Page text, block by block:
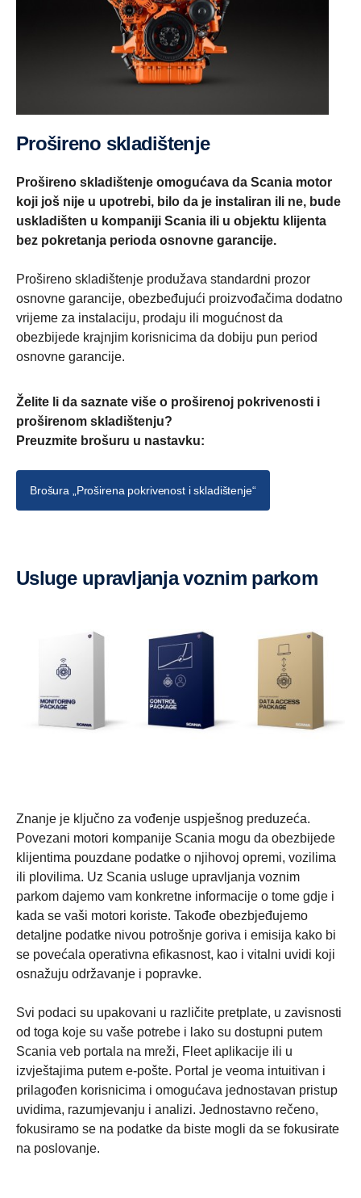
Prošireno skladištenje
Prošireno skladištenje omogućava da Scania motor
koji još nije u upotrebi, bilo da je instaliran ili ne, bude
uskladišten u kompaniji Scania ili u objektu klijenta
bez pokretanja perioda osnovne garancije.
Prošireno skladištenje produžava standardni prozor
osnovne garancije, obezbeđujući proizvođačima dodatno
vrijeme za instalaciju, prodaju ili mogućnost da
obezbijede krajnjim korisnicima da dobiju pun period
osnovne garancije.
Želite li da saznate više o proširenoj pokrivenosti i
proširenom skladištenju?
Preuzmite brošuru u nastavku:
Brošura „Proširena pokrivenost i skladištenje“
Usluge upravljanja voznim parkom
Znanje je ključno za vođenje uspješnog preduzeća.
Povezani motori kompanije Scania mogu da obezbijede
klijentima pouzdane podatke o njihovoj opremi, vozilima
ili plovilima. Uz Scania usluge upravljanja voznim
parkom dajemo vam konkretne informacije o tome gdje i
kada se vaši motori koriste. Takođe obezbjeđujemo
detaljne podatke nivou potrošnje goriva i emisija kako bi
se povećala operativna efikasnost, kao i vitalni uvidi koji
osnažuju održavanje i popravke.
Svi podaci su upakovani u različite pretplate, u zavisnosti
od toga koje su vaše potrebe i lako su dostupni putem
Scania veb portala na mreži, Fleet aplikacije ili u
izvještajima putem e-pošte. Portal je veoma intuitivan i
prilagođen korisnicima i omogućava jednostavan pristup
uvidima, razumjevanju i analizi. Jednostavno rečeno,
fokusiramo se na podatke da biste mogli da se fokusirate
na poslovanje.